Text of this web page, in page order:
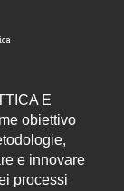
E
obiettivo
e innovare
processi